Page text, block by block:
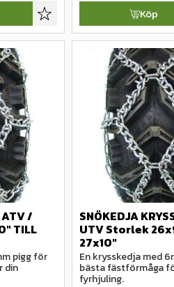
Lägg till i favoriter Köp
ATV /
TILL
pigg för
din
SNÖKEDJA
UTV Storlek
27x10"
En krysskedja med
bästa fästförmåga
fyrhjuling.